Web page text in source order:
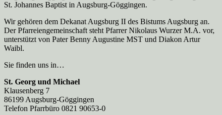
St. Johannes Baptist in Augsburg-Göggingen.
Wir gehören dem Dekanat Augsburg II des Bistums Augsburg an.
Der Pfarreien­gemeinschaft steht Pfarrer Nikolaus Wurzer M.A. vor,
unterstützt von Pater Benny Augustine MST und Diakon Artur
Waibl.
Sie finden uns in…
St. Georg und Michael
Klausenberg 7
86199 Augsburg-Göggingen
Telefon Pfarrbüro 0821 90653-0